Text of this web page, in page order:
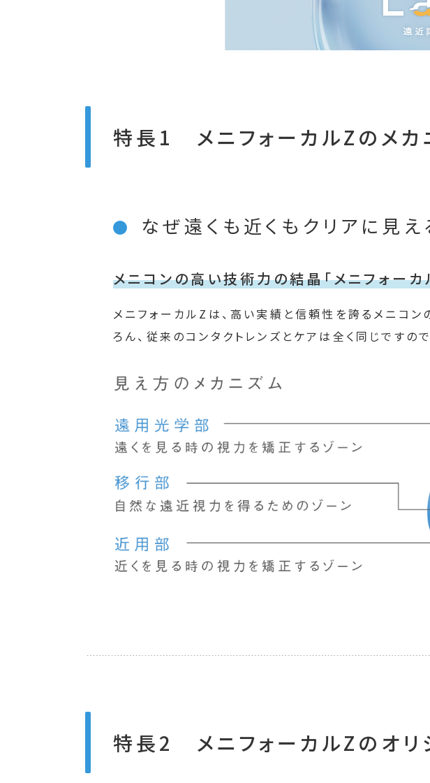
特長1 メニフォーカルZのメカ
なぜ遠くも近くもクリアに見え
メニコンの高い技術力の結晶「メニフォーカ
メニフォーカルZは、高い実績と信頼性を誇るメニコン
ろん、従来のコンタクトレンズとケアは全く同じですの
特長2 メニフォーカルZのオリ